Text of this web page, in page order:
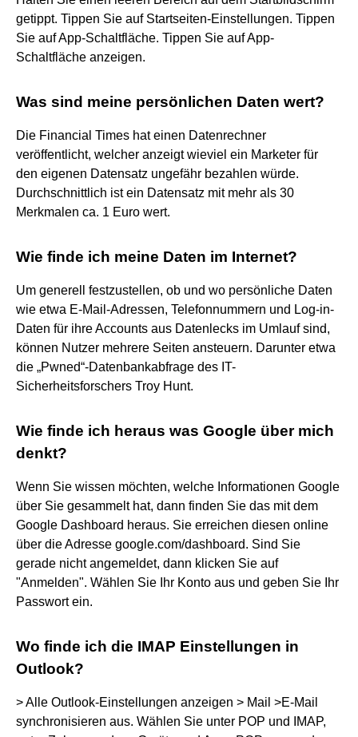
getippt. Tippen Sie auf Startseiten-Einstellungen. Tippen
Sie auf App-Schaltfläche. Tippen Sie auf App-
Schaltfläche anzeigen.
Was sind meine persönlichen Daten wert?
Die Financial Times hat einen Datenrechner
veröffentlicht, welcher anzeigt wieviel ein Marketer für
den eigenen Datensatz ungefähr bezahlen würde.
Durchschnittlich ist ein Datensatz mit mehr als 30
Merkmalen ca. 1 Euro wert.
Wie finde ich meine Daten im Internet?
Um generell festzustellen, ob und wo persönliche Daten
wie etwa E-Mail-Adressen, Telefonnummern und Log-in-
Daten für ihre Accounts aus Datenlecks im Umlauf sind,
können Nutzer mehrere Seiten ansteuern. Darunter etwa
die „Pwned“-Datenbankabfrage des IT-
Sicherheitsforschers Troy Hunt.
Wie finde ich heraus was Google über mich
denkt?
Wenn Sie wissen möchten, welche Informationen Google
über Sie gesammelt hat, dann finden Sie das mit dem
Google Dashboard heraus. Sie erreichen diesen online
über die Adresse google.com/dashboard. Sind Sie
gerade nicht angemeldet, dann klicken Sie auf
"Anmelden". Wählen Sie Ihr Konto aus und geben Sie Ihr
Passwort ein.
Wo finde ich die IMAP Einstellungen in
Outlook?
> Alle Outlook-Einstellungen anzeigen > Mail >E-Mail
synchronisieren aus. Wählen Sie unter POP und IMAP,